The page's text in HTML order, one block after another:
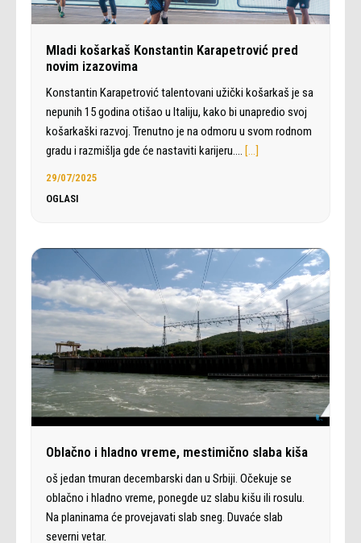
Mladi košarkaš Konstantin Karapetrović pred
novim izazovima
Konstantin Karapetrović talentovani užički košarkaš je sa
nepunih 15 godina otišao u Italiju, kako bi unapredio svoj
košarkaški razvoj. Trenutno je na odmoru u svom rodnom
gradu i razmišlja gde će nastaviti karijeru.… […]
29/07/2025
OGLASI
Oblačno i hladno vreme, mestimično slaba kiša
oš jedan tmuran decembarski dan u Srbiji. Očekuje se
oblačno i hladno vreme, ponegde uz slabu kišu ili rosulu.
Na planinama će provejavati slab sneg. Duvaće slab
severni vetar.